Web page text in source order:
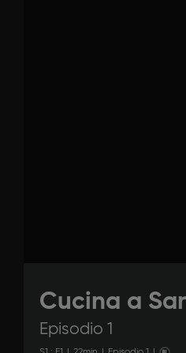
Cucina a
Episodio 1